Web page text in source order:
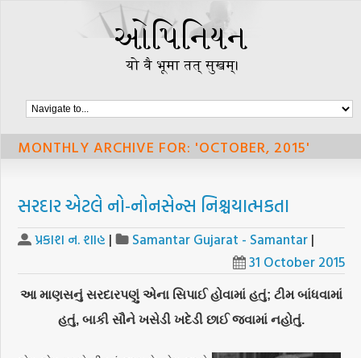
MONTHLY ARCHIVE FOR: 'OCTOBER, 2015'
સરદાર એટલે નો-નોનસેન્સ નિશ્ચયાત્મકતા
પ્રકાશ ન. શાહ | Samantar Gujarat - Samantar |
31 October 2015
આ માણસનું સરદારપણું એના સિપાઈ હોવામાં હતું; ટીમ બાંધવામાં
હતું, બાકી સૌને ખસેડી ખદેડી છાઈ જવામાં નહોતું.